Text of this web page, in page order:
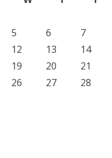
5 6 7
12 13 14
19 20 21
26 27 28